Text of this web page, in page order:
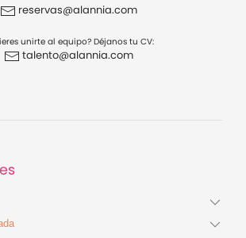
reservas@alannia.com
unirte al equipo? Déjanos tu CV:
talento@alannia.com